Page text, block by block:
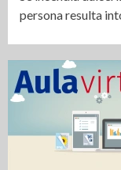
persona resulta